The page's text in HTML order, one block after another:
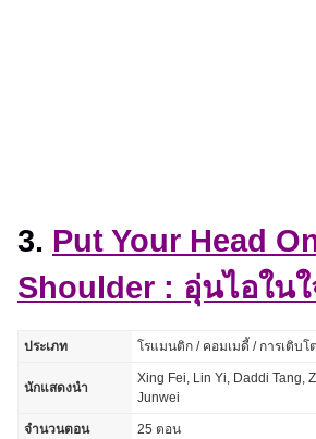
3. Put Your Head
Shoulder : อุ่นไอในใ
ประเภท โรแมนติก / คอมเมดี้ / การเติบโต
นักแสดงนำ
Xing Fei, Lin Yi, Daddi Tang,
Junwei
จำนวนตอน 25 ตอน